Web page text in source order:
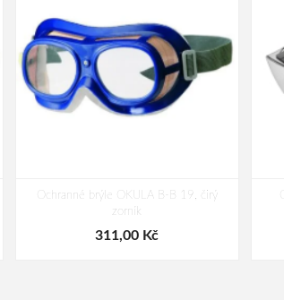
Ochranné brýle OKULA B-B 19, čirý
zorník
311,00 Kč